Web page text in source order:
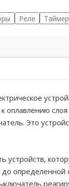
Реле
оплавлению
Это
устройств,
определенной